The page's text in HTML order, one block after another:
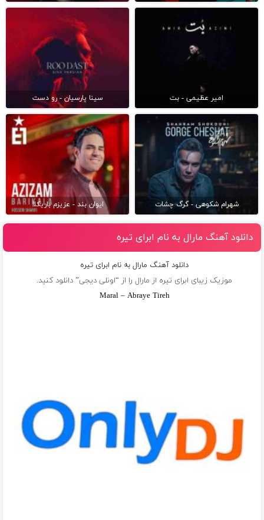
امیر عظیمی - بت سینا پارسیان - رو دست
شهرام شکوهی - گرگ چشات ایوان بند - عزیزم باریکلا
دانلود آهنگ مارال به نام ابرای تیره
دانلود آهنگ مارال به نام ابرای تیره
موزیک زیبای ابرای تیره از مارالرا از “اونلی دیجی” دانلود کنید.
Maral – Abraye Tireh